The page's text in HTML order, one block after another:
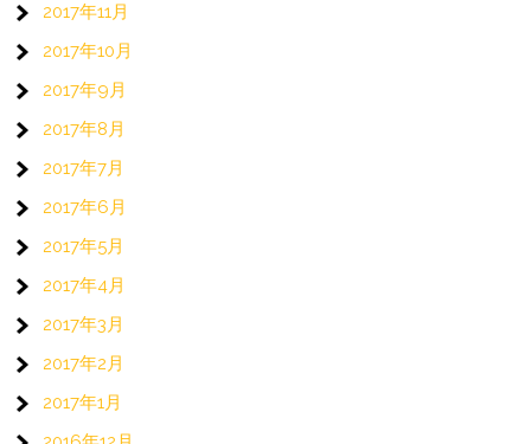
2017年11月
2017年10月
2017年9月
2017年8月
2017年7月
2017年6月
2017年5月
2017年4月
2017年3月
2017年2月
2017年1月